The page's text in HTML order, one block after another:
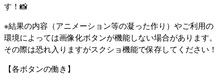
す！📸
※結果の内容（アニメーション等の凝った作り）やご利用の
環境によっては画像化ボタンが機能しない場合があります。
その際は恐れ入りますがスクショ機能で保存してください！
【各ボタンの働き】